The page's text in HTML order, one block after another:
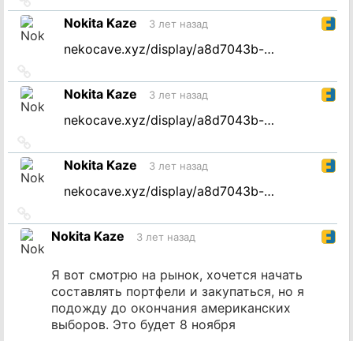
на
источникNokita Kaze 3 лет назад
nekocave.xyz/display/a8d7043b-…
на
источникNokita Kaze 3 лет назад
nekocave.xyz/display/a8d7043b-…
на
источникNokita Kaze 3 лет назад
nekocave.xyz/display/a8d7043b-…
на
источник
Nokita Kaze 3 лет назад
Я вот смотрю на рынок, хочется начать
составлять портфели и закупаться, но я
подожду до окончания американских
выборов. Это будет 8 ноября